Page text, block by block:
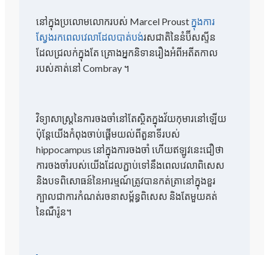
នៅក្នុងប្រលោមលោករបស់ Marcel Proust ក្នុងការ
ស្វែងរកពេលវេលាដែលបាត់បង់រសជាតិនៃនំប៊ីសស្ទីន
ដែលជ្រលក់ក្នុងតែ គ្រោងអ្នកនិទានរឿងអំពីអតីតកាល
របស់គាត់នៅ Combray ។
វិទ្យាសាស្រ្តនៃការចងចាំនៅតែស្ថិតក្នុងវ័យកុមារនៅឡើយ
ប៉ុន្តែយើងកំពុងចាប់ផ្តើមយល់ពីតួនាទីរបស់
hippocampus នៅក្នុងការចងចាំ ហើយឥឡូវនេះជឿថា
ការចងចាំរបស់យើងដែលភ្ជាប់ទៅនឹងពេលវេលាពិសេស
និងបទពិសោធន៍នៃអារម្មណ៍ត្រូវបានកត់ត្រានៅក្នុងខួរ
ក្បាលជាការកំណត់រចនាសម្ព័ន្ធពិសេស និងតែមួយគត់
នៃណឺរ៉ូន។